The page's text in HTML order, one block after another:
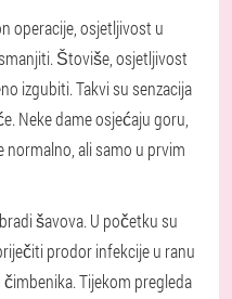
operacije, osjetljivost u
Štoviše, osjetljivost
izgubiti. Takvi su senzacija
Neke dame osjećaju goru,
normalno, ali samo u prvim
šavova. U početku su
prodor infekcije u ranu
Tijekom pregleda